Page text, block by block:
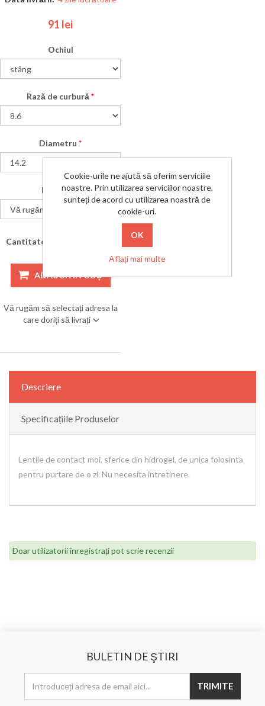
91 lei
Ochiul
Rază de curbură*
Diametru *
Dioptrie *
Cantitate:
ADAUGĂ ÎN COȘ
Vă rugăm să selectați adresa la
care doriți să livrați
Descriere
Specificațiile Produselor
Lentile de contact moi, sferice din hidrogel, de unica folosinta
pentru purtare de o zi. Nu necesita intretinere.
Doar utilizatorii înregistrați pot scrie recenzii
BULETIN DE ŞTIRI
TRIMITE
Cookie-urile ne ajută să oferim serviciile
noastre. Prin utilizarea serviciilor noastre,
sunteți de acord cu utilizarea noastră de
cookie-uri.
Aflați mai multe